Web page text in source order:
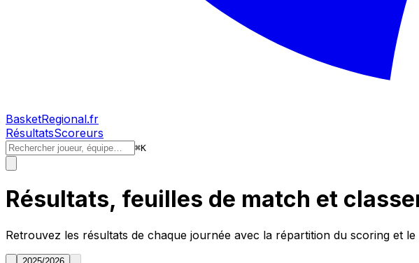
BasketRegional.fr
RésultatsScoreurs
⌘K
Résultats, feuilles de match et
Retrouvez les résultats de chaque journée avec la répartition du scoring et le